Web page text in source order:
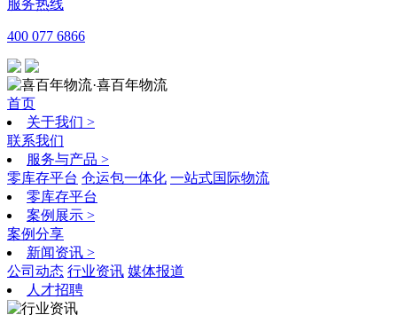
服务热线
400 077 6866
·喜百年物流
首页
关于我们 >
联系我们
服务与产品 >
零库存平台 仓运包一体化 一站式国际物流
零库存平台
案例展示 >
案例分享
新闻资讯 >
公司动态 行业资讯 媒体报道
人才招聘